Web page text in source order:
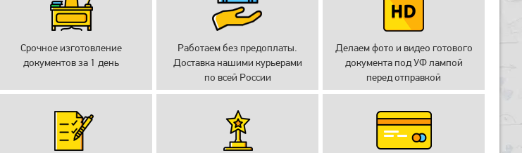
Срочное изготовление
документов за 1 день
Работаем без предоплаты.
Доставка нашими курьерами
по всей России
Делаем фото и видео готового
документа под УФ лампой
перед отправкой